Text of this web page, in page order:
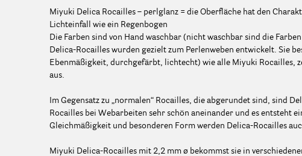
Miyuki Delica Rocailles – perlglanz = die Oberfläche hat den
Lichteinfall wie ein Regenbogen
Die Farben sind von Hand waschbar (nicht waschbar sind die
Delica-Rocailles wurden gezielt zum Perlenweben entwickelt. Sie
Ebenmäßigkeit, durchgefärbt, lichtecht) wie alle Miyuki Rocailles,
aus.
Im Gegensatz zu „normalen“ Rocailles, die abgerundet sind, sind
Rocailles bei Webarbeiten sehr schön aneinander und es entsteht
Gleichmäßigkeit und besonderen Form werden Delica-Rocailles
Miyuki Delica-Rocailles mit 2,2 mm ø bekommst sie in